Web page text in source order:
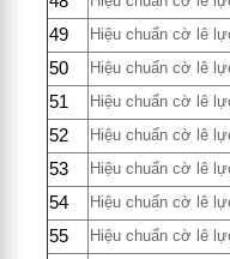
49 Hiệu chuẩn cờ lê
50 Hiệu chuẩn cờ lê
51 Hiệu chuẩn cờ lê
52 Hiệu chuẩn cờ lê
53 Hiệu chuẩn cờ lê
54 Hiệu chuẩn cờ lê
55 Hiệu chuẩn cờ lê